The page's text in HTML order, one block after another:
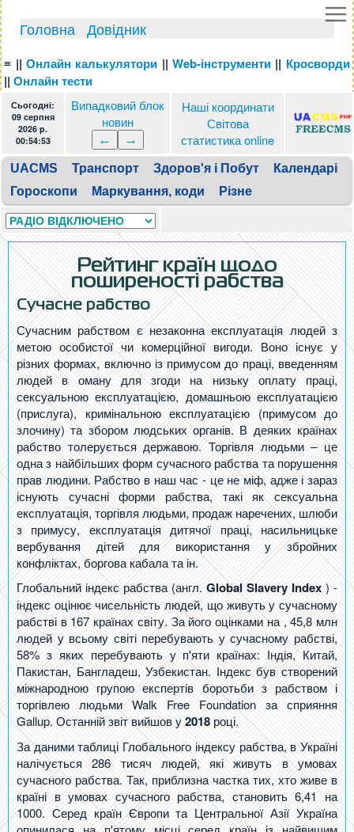
Головна Довідник
≡ || Онлайн калькулятори ||Web-інструменти || Кросворди
||Онлайн тести
Сьогодні:
09 серпня
2026 p.
00:54:54
Випадковий блок
новин
Наші координати
Світова
статистика online
UACMS Транспорт Здоров'я i Побут
Календарі
Гороскопи
Маркування, коди Різне
Рейтинг країн щодо
поширеності рабства
Сучасне рабство
Сучасним рабством є незаконна експлуатація людей з
метою особистої чи комерційної вигоди. Воно існує у
різних формах, включно із примусом до праці, введенням
людей в оману для згоди на низьку оплату праці,
сексуальною експлуатацією, домашньою експлуатацією
(прислуга), кримінальною експлуатацією (примусом до
злочину) та збором людських органів. В деяких країнах
рабство толерується державою. Торгівля людьми – це
одна з найбільших форм сучасного рабства та порушення
прав людини. Рабство в наш час - це не міф, адже і зараз
існують сучасні форми рабства, такі як сексуальна
експлуатація, торгівля людьми, продаж наречених, шлюби
з примусу, експлуатація дитячої праці, насильницьке
вербування дітей для використання у збройних
конфліктах, боргова кабала та ін.
Глобальний індекс рабства (англ.Global Slavery Index) -
індекс оцінює чисельність людей, що живуть у сучасному
рабстві в 167 країнах світу. За його оцінками на , 45,8 млн
людей у всьому світі перебувають у сучасному рабстві,
58% з яких перебувають у п'яти країнах: Індія, Китай,
Пакистан, Бангладеш, Узбекистан. Індекс був створений
міжнародною групою експертів боротьби з рабством і
торгівлею людьми Walk Free Foundation за сприяння
Gallup. Останній звіт вийшов у2018році.
За даними таблиці Глобального індексу рабства, в Україні
налічується 286 тисяч людей, які живуть в умовах
сучасного рабства. Так, приблизна частка тих, хто живе в
країні в умовах сучасного рабства, становить 6,41 на
1000. Серед країн Європи та Центральної Азії Україна